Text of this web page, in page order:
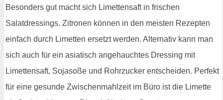
Besonders gut macht sich Limettensaft in frischen
Salatdressings. Zitronen können in den meisten Rezepten
einfach durch Limetten ersetzt werden. Alternativ kann man
sich auch für ein asiatisch angehauchtes Dressing mit
Limettensaft, Sojasoße und Rohrzucker entscheiden. Perfekt
für eine gesunde Zwischenmahlzeit im Büro ist die Limette